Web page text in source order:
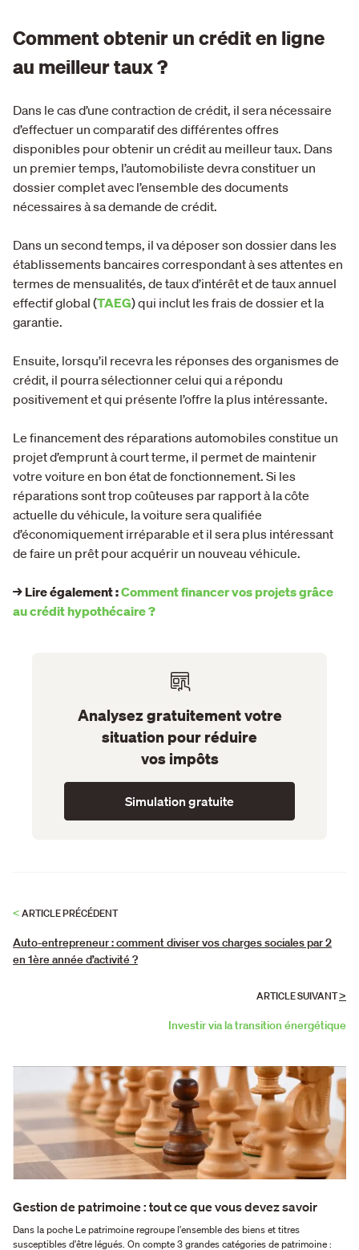
Comment obtenir un crédit en ligne
au meilleur taux ?
Dans le cas d’une contraction de crédit, il sera nécessaire
d’effectuer un comparatif des différentes offres
disponibles pour obtenir un crédit au meilleur taux. Dans
un premier temps, l’automobiliste devra constituer un
dossier complet avec l’ensemble des documents
nécessaires à sa demande de crédit.
Dans un second temps, il va déposer son dossier dans les
établissements bancaires correspondant à ses attentes en
termes de mensualités, de taux d’intérêt et de taux annuel
effectif global (TAEG) qui inclut les frais de dossier et la
garantie.
Ensuite, lorsqu’il recevra les réponses des organismes de
crédit, il pourra sélectionner celui qui a répondu
positivement et qui présente l’offre la plus intéressante.
Le financement des réparations automobiles constitue un
projet d’emprunt à court terme, il permet de maintenir
votre voiture en bon état de fonctionnement. Si les
réparations sont trop coûteuses par rapport à la côte
actuelle du véhicule, la voiture sera qualifiée
d’économiquement irréparable et il sera plus intéressant
de faire un prêt pour acquérir un nouveau véhicule.
→ Lire également :Comment financer vos projets grâce
au crédit hypothécaire ?
Analysez gratuitement votre
situation pour réduire
vos impôts
Simulation gratuite
<ARTICLE PRÉCÉDENT
Auto-entrepreneur : comment diviser vos charges sociales par 2
en 1ère année d’activité ?
ARTICLE SUIVANT>
Investir via la transition énergétique
Gestion de patrimoine : tout ce que vous devez savoir
Dans la poche Le patrimoine regroupe l'ensemble des biens et titres
susceptibles d'être légués. On compte 3 grandes catégories de patrimoine :